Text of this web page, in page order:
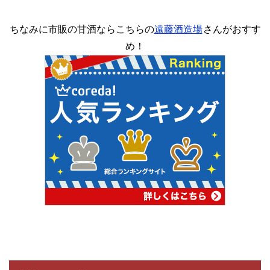
ちなみに市販の甘酒ならこちらの遠藤酒造場 さんがおすす
め！